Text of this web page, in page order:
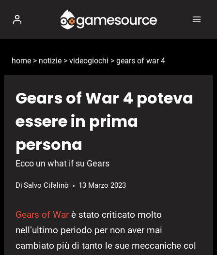
contenuto
home > notizie > videogiochi > gears of war 4
Gears of War 4 poteva
essere in prima
persona
Ecco un what if su Gears
Di Salvo Cifalinò 13 Marzo 2023
Gears of Warè stato criticato molto
nell’ultimo periodo per non aver mai
cambiato più di tanto le sue meccaniche col